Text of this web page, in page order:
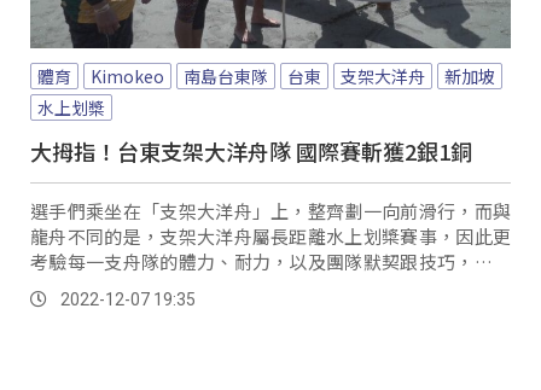
體育 Kimokeo 南島台東隊 台東 支架大洋舟
新加坡
水上划槳
大拇指！台東支架大洋舟隊 國際賽斬獲2銀1銅
選手們乘坐在「支架大洋舟」上，整齊劃一向前滑行，而與
龍舟不同的是，支架大洋舟屬長距離水上划槳賽事，因此更
考驗每一支舟隊的體力、耐力，以及團隊默契跟技巧，代表
台灣首次參賽的「南島台東隊」，在強敵環伺下，...。
2022-12-07 19:35